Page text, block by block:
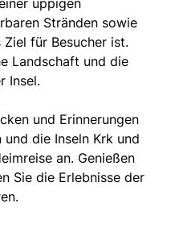
Stränden sowie
für Besucher ist.
Landschaft und die
Insel.
und Erinnerungen
und die Inseln Krk und
an. Genießen
Sie die Erlebnisse der